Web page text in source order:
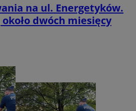
na ul. Energetyków.
dwóch miesięcy